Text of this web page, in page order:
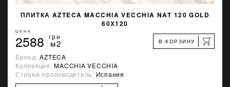
ПЛИТКА AZTECA MACCHIA VECCHIA NAT 120 GOLD
60Х120
ЦЕНА
2588 грн
м2 В КОРЗИНУ
Бренд:AZTECA
Коллекция:MACCHIA VECCHIA
Страна-производитель: Испания